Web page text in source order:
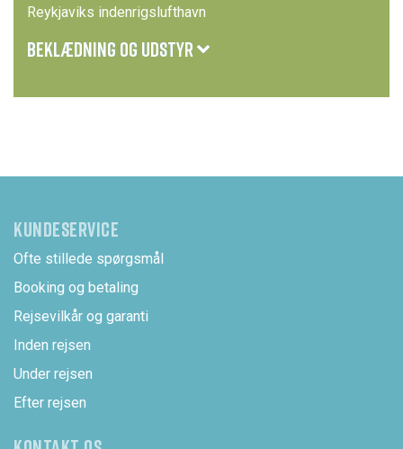
Reykjaviks indenrigslufthavn
BEKLÆDNING OG UDSTYR
komfortable støvler. Medbring solbriller året rundt.
KUNDESERVICE
Ofte stillede spørgsmål
Booking og betaling
Rejsevilkår og garanti
Inden rejsen
Under rejsen
Efter rejsen